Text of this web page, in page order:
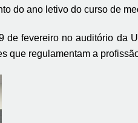
do ano letivo do curso de
de fevereiro no auditório da
que regulamentam a